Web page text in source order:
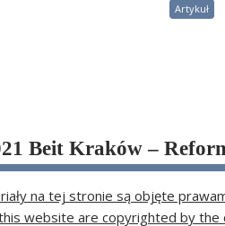
Artykuł
Beit Kraków –
na tej stronie są objęte
website are copyrighted by